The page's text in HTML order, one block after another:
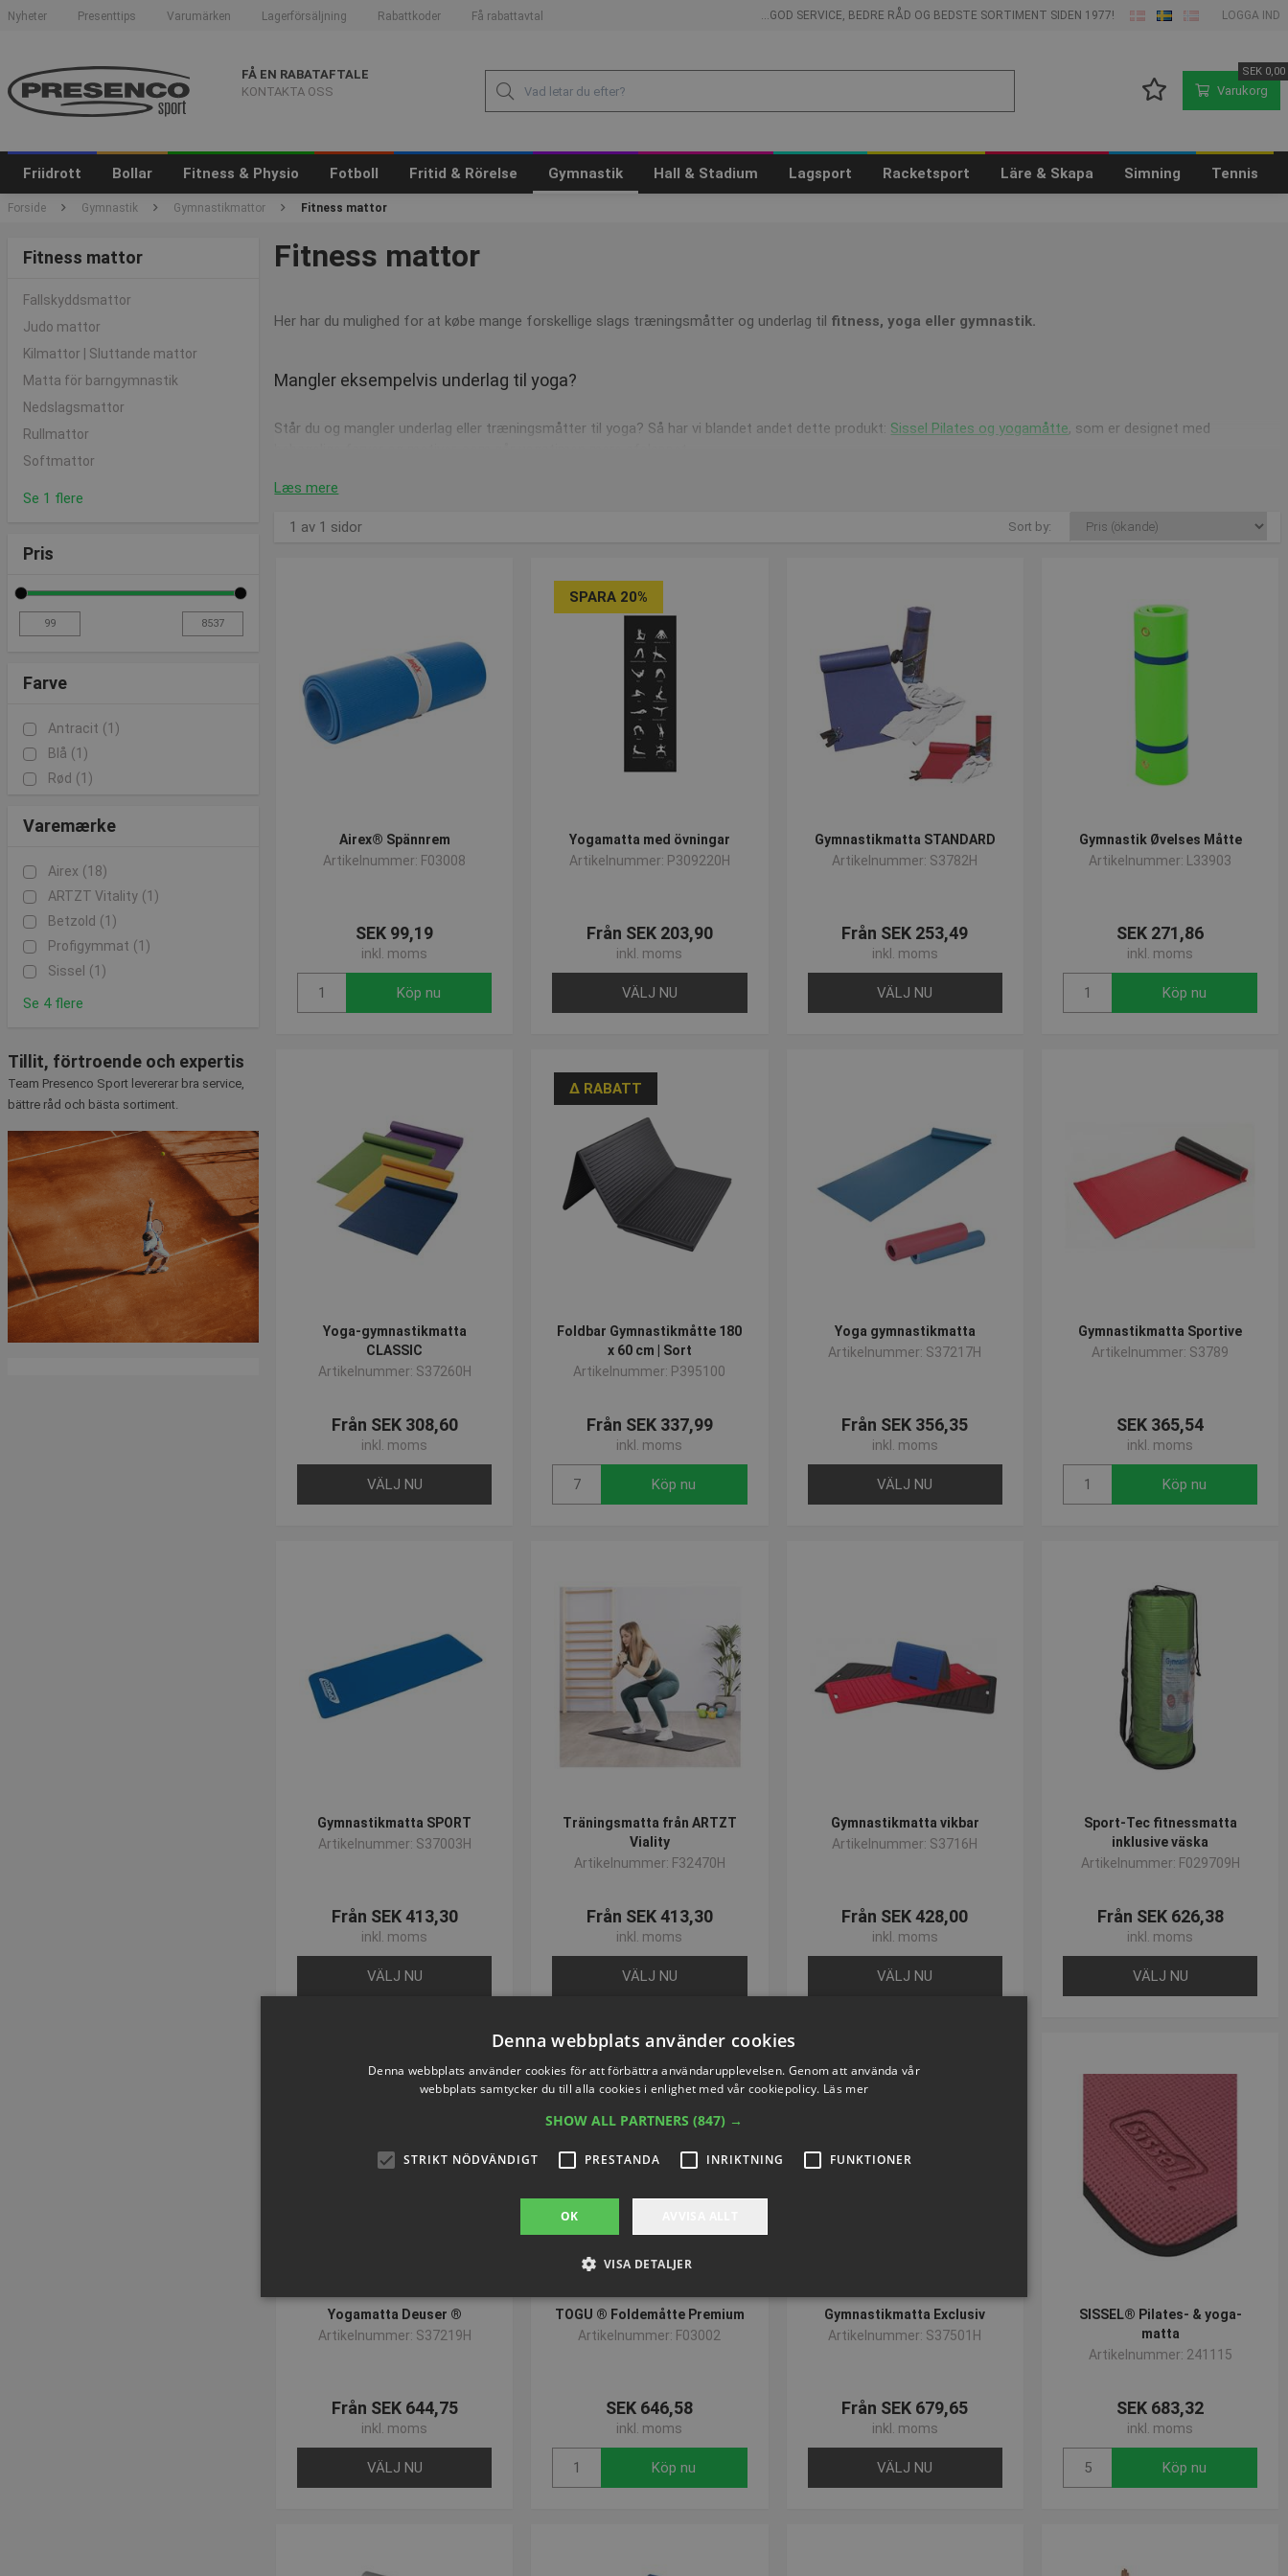
Nyheter Presenttips Varumärken Lagerförsäljning Rabattkoder Få rabattavtal ...GOD SERVICE, BEDRE RÅD OG BEDSTE SORTIMENT SIDEN 1977! LOGGA IND
FÅ EN RABATAFTALE
KONTAKTA OSS
Varukorg
SEK0,00
Friidrott Bollar Fitness & Physio Fotboll Fritid & Rörelse Gymnastik Hall & Stadium Lagsport Racketsport Läre & Skapa Simning Tennis
Forside Gymnastik Gymnastikmattor Fitness mattor
Fitness mattor
Fallskyddsmattor
Judo mattor
Kilmattor | Sluttande mattor
Matta för barngymnastik
Nedslagsmattor
Rullmattor
Softmattor
Se 1 flere
Pris
Farve
Antracit (1)
Blå (1)
Rød (1)
Varemærke
Airex (18)
ARTZT Vitality (1)
Betzold (1)
Profigymmat (1)
Sissel (1)
Se 4 flere
Tillit, förtroende och expertis
Team Presenco Sport levererar bra service,
bättre råd och bästa sortiment.
Fitness mattor
Her har du mulighed for at købe mange forskellige slags træningsmåtter og underlag til fitness, yoga eller gymnastik.
Mangler eksempelvis underlag til yoga?
Står du og mangler underlag eller træningsmåtter til yoga? Så har vi blandet andet dette produkt: Sissel Pilates og yogamåtte, som er designet med
Står du også og mangler opbevaring til AIREX måtterne, så har vi både
Tykkelsen af skummet, har en afgørende betydning!
Det er vigtigt at fastlå før du køber en trænignsmåtte, hvad produktet skal anvendes til!
Hvis det skal være til fitness, foretrækker mange
en måtte med tyk skum
når man skal sidde på knæ, eller ligge på ryggen.
Til yoga foretrækker man en
, så man nemt kan holde balancen og fastholde koncentrationen og åndedratet.
Skulle du have spørgsmål til nogle af vores produkter, så ring til os på +457550 6011 eller skriv en e-mail påpost@presencosport.dk. Vi er altid klar til at hjælpe
Læs mere
1 av 1 sidor Sort by:
Airex® Spännrem
Artikelnummer: F03008
SEK 99,19
inkl. moms
Köp nu
SPARA 20%
Yogamatta med övningar
Artikelnummer: P309220H
Från SEK 203,90
inkl. moms
VÄLJ NU
Gymnastikmatta STANDARD
Artikelnummer: S3782H
Från SEK 253,49
inkl. moms
VÄLJ NU
Gymnastik Øvelses Måtte
Artikelnummer: L33903
SEK 271,86
inkl. moms
Köp nu
Yoga-gymnastikmatta
CLASSIC
Artikelnummer: S37260H
Från SEK 308,60
inkl. moms
VÄLJ NU
∆ RABATT
Foldbar Gymnastikmåtte 180
x 60 cm | Sort
Artikelnummer: P395100
Från SEK 337,99
inkl. moms
Köp nu
Yoga gymnastikmatta
Artikelnummer: S37217H
Från SEK 356,35
inkl. moms
VÄLJ NU
Gymnastikmatta Sportive
Artikelnummer: S3789
SEK 365,54
inkl. moms
Köp nu
Gymnastikmatta SPORT
Artikelnummer: S37003H
Från SEK 413,30
inkl. moms
VÄLJ NU
Träningsmatta från ARTZT
Viality
Artikelnummer: F32470H
Från SEK 413,30
inkl. moms
VÄLJ NU
Gymnastikmatta vikbar
Artikelnummer: S3716H
Från SEK 428,00
inkl. moms
VÄLJ NU
Sport-Tec fitnessmatta
inklusive väska
Artikelnummer: F029709H
Från SEK 626,38
inkl. moms
VÄLJ NU
Yogamatta Deuser ®
Artikelnummer: S37219H
Från SEK 644,75
inkl. moms
VÄLJ NU
TOGU ® Foldemåtte Premium
Artikelnummer: F03002
SEK 646,58
inkl. moms
Köp nu
Gymnastikmatta Exclusiv
Artikelnummer: S37501H
Från SEK 679,65
inkl. moms
VÄLJ NU
SISSEL® Pilates- & yoga-
matta
Artikelnummer: 241115
SEK 683,32
inkl. moms
Köp nu
Denna webbplats använder cookies
Denna webbplats använder cookies för att förbättra användarupplevelsen. Genom att använda vår
webbplats samtycker du till alla cookies i enlighet med vår cookiepolicy. Läs mer
SHOW ALL PARTNERS (847) →
STRIKT NÖDVÄNDIGT PRESTANDA INRIKTNING FUNKTIONER
OK
VISA DETALJER
Prestanda Inriktning
Utgång
Beskrivning